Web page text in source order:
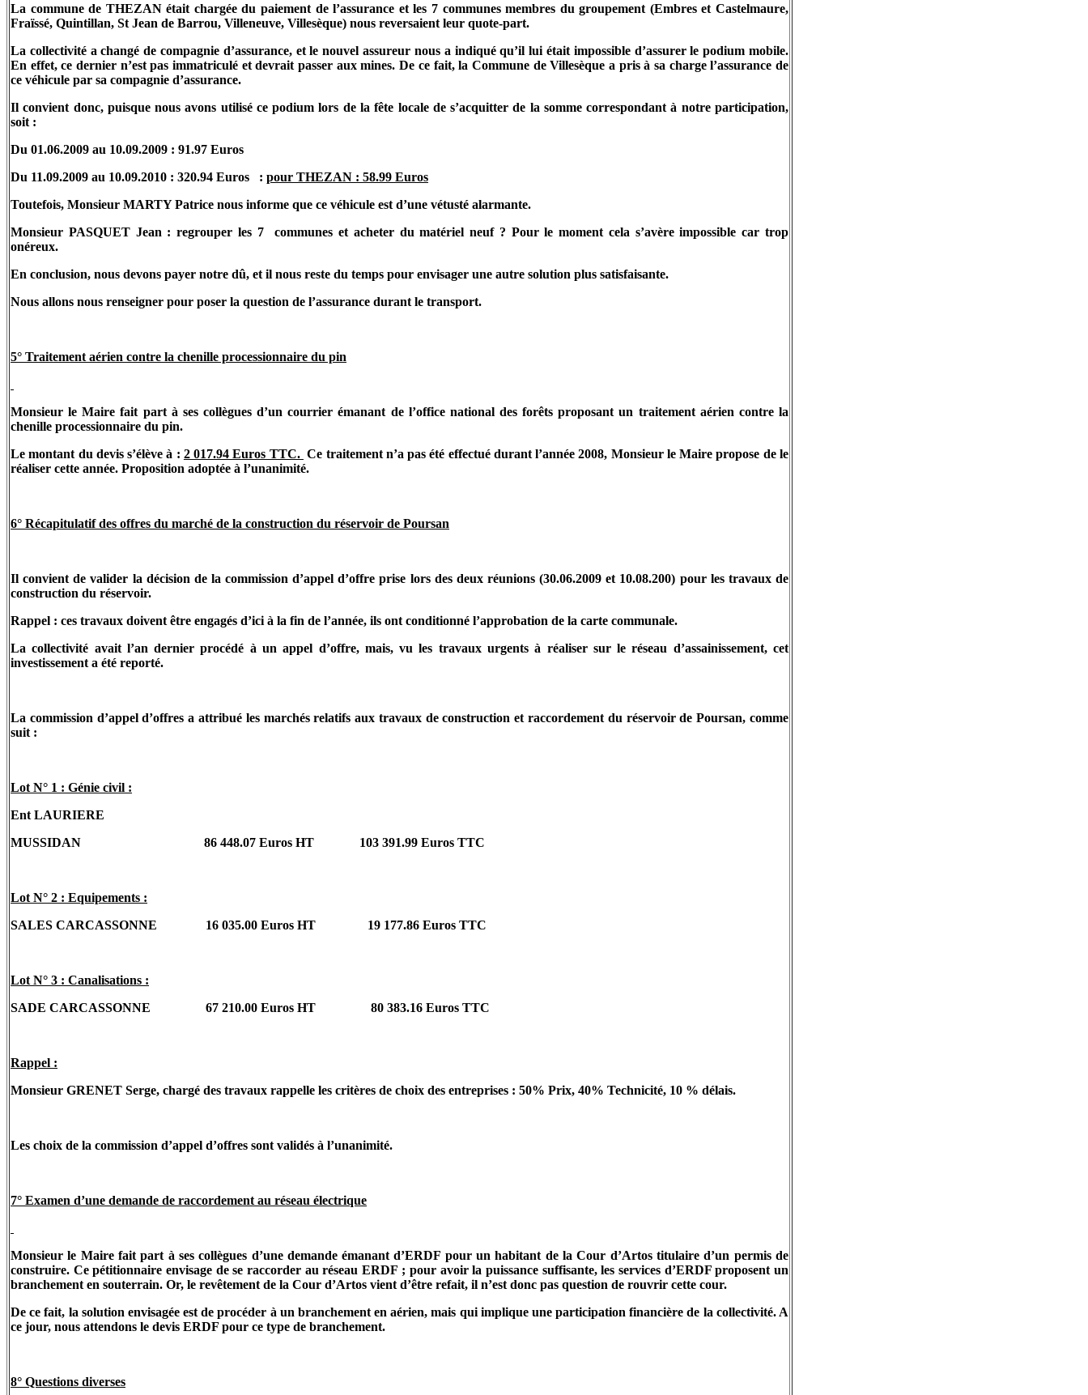
La commune de THEZAN était chargée du paiement de l’assurance et les 7 communes membres du groupement (Embres et Castelmaure,
Fraïssé, Quintillan, St Jean de Barrou, Villeneuve, Villesèque) nous reversaient leur quote-part.
La collectivité a changé de compagnie d’assurance, et le nouvel assureur nous a indiqué qu’il lui était impossible d’assurer le podium mobile.
En effet, ce dernier n’est pas immatriculé et devrait passer aux mines. De ce fait, la Commune de Villesèque a pris à sa charge l’assurance de
ce véhicule par sa compagnie d’assurance.
Il convient donc, puisque nous avons utilisé ce podium lors de la fête locale de s’acquitter de la somme correspondant à notre participation,
soit :
Du 01.06.2009 au 10.09.2009 : 91.97 Euros
Du 11.09.2009 au 10.09.2010 : 320.94 Euros
: pour THEZAN : 58.99 Euros
Toutefois, Monsieur MARTY Patrice nous informe que ce véhicule est d’une vétusté alarmante.
Monsieur PASQUET Jean : regrouper les 7
communes et acheter du matériel neuf ? Pour le moment cela s’avère impossible car trop
onéreux.
En conclusion, nous devons payer notre dû, et il nous reste du temps pour envisager une autre solution plus satisfaisante.
Nous allons nous renseigner pour poser la question de l’assurance durant le transport.
5° Traitement aérien contre la chenille processionnaire du pin
Monsieur le Maire fait part à ses collègues d’un courrier émanant de l’office national des forêts proposant un traitement aérien contre la
chenille processionnaire du pin.
Le montant du devis s’élève à : 2 017.94 Euros TTC. Ce traitement n’a pas été effectué durant l’année 2008, Monsieur le Maire propose de le
réaliser cette année. Proposition adoptée à l’unanimité.
6° Récapitulatif des offres du marché de la construction du réservoir de Poursan
Il convient de valider la décision de la commission d’appel d’offre prise lors des deux réunions (30.06.2009 et 10.08.200) pour les travaux de
construction du réservoir.
Rappel : ces travaux doivent être engagés d’ici à la fin de l’année, ils ont conditionné l’approbation de la carte communale.
La collectivité avait l’an dernier procédé à un appel d’offre, mais, vu les travaux urgents à réaliser sur le réseau d’assainissement, cet
investissement a été reporté.
La commission d’appel d’offres a attribué les marchés relatifs aux travaux de construction et raccordement du réservoir de Poursan, comme
suit :
Lot N° 1 : Génie civil :
Ent LAURIERE
MUSSIDAN
86 448.07 Euros HT 103 391.99 Euros TTC
Lot N° 2 : Equipements :
SALES CARCASSONNE
16 035.00 Euros HT 19 177.86 Euros TTC
Lot N° 3 : Canalisations :
SADE CARCASSONNE
67 210.00 Euros HT 80 383.16 Euros TTC
Rappel :
Monsieur GRENET Serge, chargé des travaux rappelle les critères de choix des entreprises : 50% Prix, 40% Technicité, 10 % délais.
Les choix de la commission d’appel d’offres sont validés à l’unanimité.
7° Examen d’une demande de raccordement au réseau électrique
Monsieur le Maire fait part à ses collègues d’une demande émanant d’ERDF pour un habitant de la Cour d’Artos titulaire d’un permis de
construire. Ce pétitionnaire envisage de se raccorder au réseau ERDF ; pour avoir la puissance suffisante, les services d’ERDF proposent un
branchement en souterrain. Or, le revêtement de la Cour d’Artos vient d’être refait, il n’est donc pas question de rouvrir cette cour.
De ce fait, la solution envisagée est de procéder à un branchement en aérien, mais qui implique une participation financière de la collectivité. A
ce jour, nous attendons le devis ERDF pour ce type de branchement.
8° Questions diverses